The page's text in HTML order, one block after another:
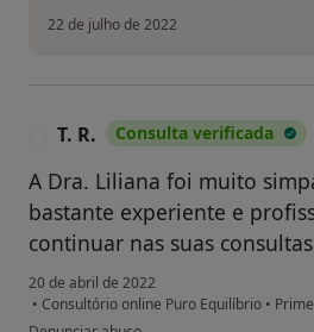
22 de julho de 2022
T. R. Consulta verificada
A Dra. Liliana foi muito
bastante experiente e
continuar nas suas
20 de abril de 2022
• Consultório online Puro Equilíbrio •
na opinião do utilizador T. R.